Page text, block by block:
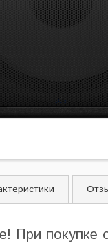
При